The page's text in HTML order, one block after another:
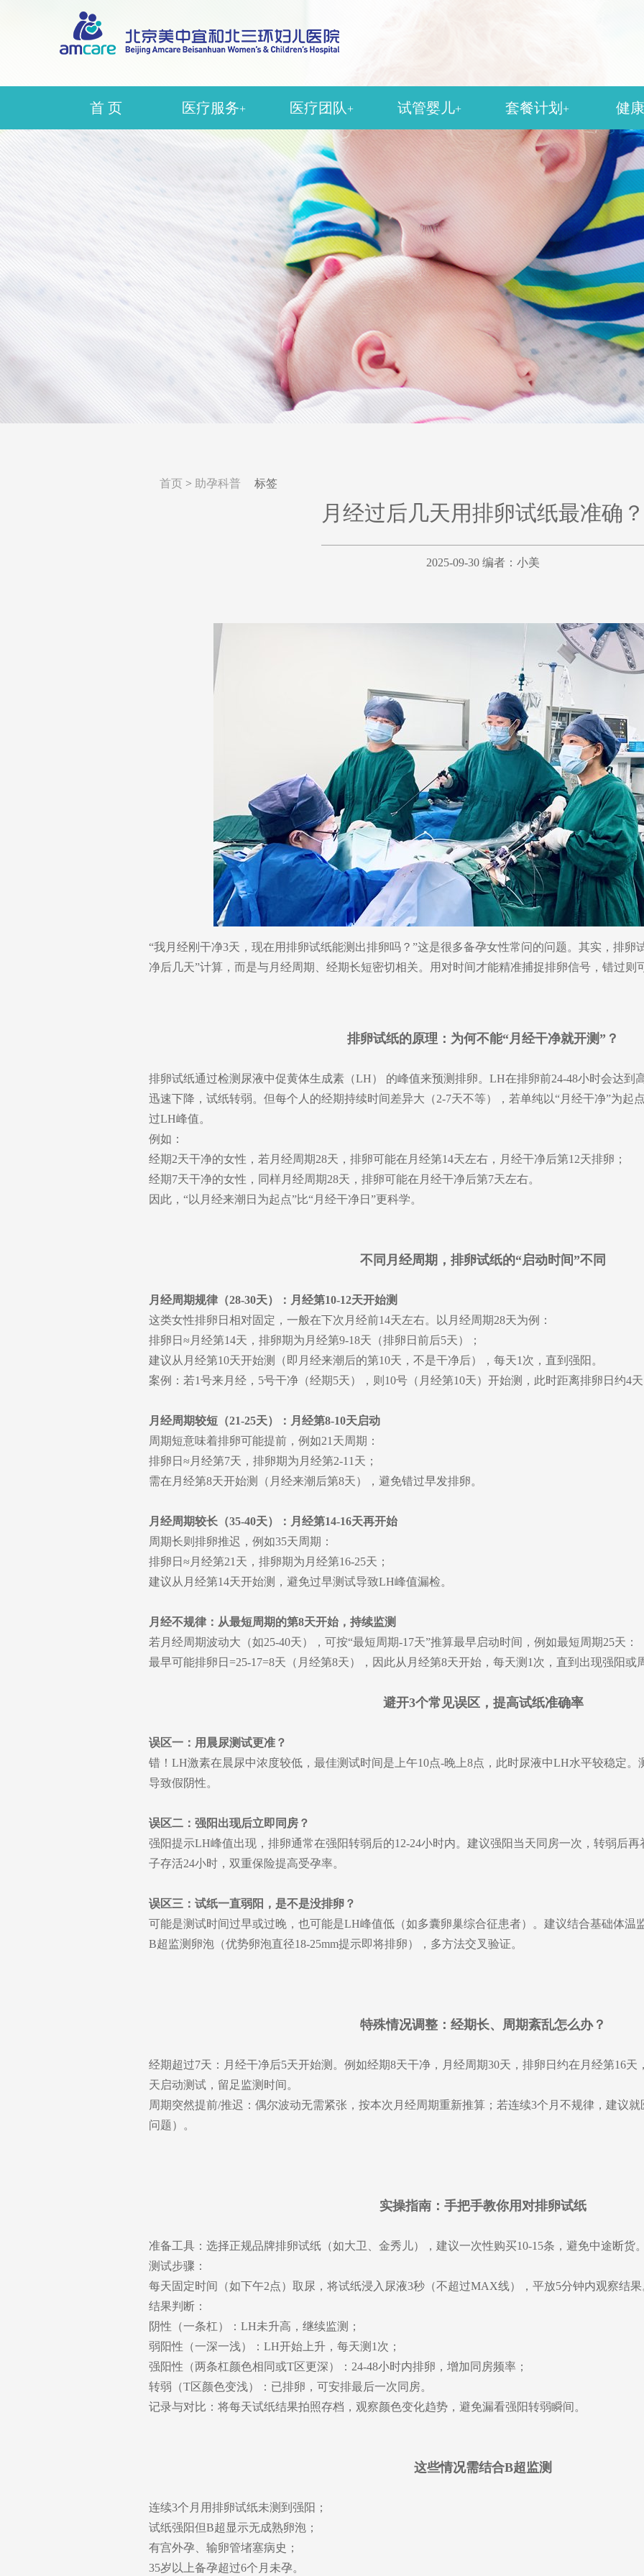
首 页 医疗服务+
辅助生殖
生殖妇科
生殖中医科
医疗团队+
生殖科
产科
妇科
中医科
医疗美容科
麻醉科
超声影像科
护理团队
试管婴儿+
人工授精
男性不育
中医助孕
套餐计划 +
孕检套餐
产检套餐
输卵管造影
健
首页 > 助孕科普 标签
月经过后几天用排卵试纸最准确？
2025-09-30 编者： 小美
“我月经刚干净3天，现在用排卵试纸能测出排卵吗？”这是很多备孕女性常问的问题。其实，排卵
净后几天”计算，而是与月经周期、经期长短密切相关。用对时间才能精准捕捉排卵信号，错过则
排卵试纸的原理：为何不能“月经干净就开测”？
排卵试纸通过检测尿液中促黄体生成素（LH） 的峰值来预测排卵。LH在排卵前24-48小时会达到
迅速下降，试纸转弱。但每个人的经期持续时间差异大（2-7天不等），若单纯以“月经干净”为起
过LH峰值。
例如：
经期2天干净的女性，若月经周期28天，排卵可能在月经第14天左右，月经干净后第12天排卵；
经期7天干净的女性，同样月经周期28天，排卵可能在月经干净后第7天左右。
因此，“以月经来潮日为起点”比“月经干净日”更科学。
不同月经周期，排卵试纸的“启动时间”不同
月经周期规律（28-30天）：月经第10-12天开始测
这类女性排卵日相对固定，一般在下次月经前14天左右。以月经周期28天为例：
排卵日≈月经第14天，排卵期为月经第9-18天（排卵日前后5天）；
建议从月经第10天开始测（即月经来潮后的第10天，不是干净后），每天1次，直到强阳。
案例：若1号来月经，5号干净（经期5天），则10号（月经第10天）开始测，此时距离排卵日约4
月经周期较短（21-25天）：月经第8-10天启动
周期短意味着排卵可能提前，例如21天周期：
排卵日≈月经第7天，排卵期为月经第2-11天；
需在月经第8天开始测（月经来潮后第8天），避免错过早发排卵。
月经周期较长（35-40天）：月经第14-16天再开始
周期长则排卵推迟，例如35天周期：
排卵日≈月经第21天，排卵期为月经第16-25天；
建议从月经第14天开始测，避免过早测试导致LH峰值漏检。
月经不规律：从最短周期的第8天开始，持续监测
若月经周期波动大（如25-40天），可按“最短周期-17天”推算最早启动时间，例如最短周期25天：
最早可能排卵日=25-17=8天（月经第8天），因此从月经第8天开始，每天测1次，直到出现强阳或
避开3个常见误区，提高试纸准确率
误区一：用晨尿测试更准？
错！LH激素在晨尿中浓度较低，最佳测试时间是上午10点-晚上8点，此时尿液中LH水平较稳定。
导致假阴性。
误区二：强阳出现后立即同房？
强阳提示LH峰值出现，排卵通常在强阳转弱后的12-24小时内。建议强阳当天同房一次，转弱后
子存活24小时，双重保险提高受孕率。
误区三：试纸一直弱阳，是不是没排卵？
可能是测试时间过早或过晚，也可能是LH峰值低（如多囊卵巢综合征患者）。建议结合基础体温
B超监测卵泡（优势卵泡直径18-25mm提示即将排卵），多方法交叉验证。
特殊情况调整：经期长、周期紊乱怎么办？
经期超过7天：月经干净后5天开始测。例如经期8天干净，月经周期30天，排卵日约在月经第16天
天启动测试，留足监测时间。
周期突然提前/推迟：偶尔波动无需紧张，按本次月经周期重新推算；若连续3个月不规律，建议
问题）。
实操指南：手把手教你用对排卵试纸
准备工具：选择正规品牌排卵试纸（如大卫、金秀儿），建议一次性购买10-15条，避免中途断货
测试步骤：
每天固定时间（如下午2点）取尿，将试纸浸入尿液3秒（不超过MAX线），平放5分钟内观察结果
结果判断：
阴性（一条杠）：LH未升高，继续监测；
弱阳性（一深一浅）：LH开始上升，每天测1次；
强阳性（两条杠颜色相同或T区更深）：24-48小时内排卵，增加同房频率；
转弱（T区颜色变浅）：已排卵，可安排最后一次同房。
记录与对比：将每天试纸结果拍照存档，观察颜色变化趋势，避免漏看强阳转弱瞬间。
这些情况需结合B超监测
连续3个月用排卵试纸未测到强阳；
试纸强阳但B超显示无成熟卵泡；
有宫外孕、输卵管堵塞病史；
35岁以上备孕超过6个月未孕。